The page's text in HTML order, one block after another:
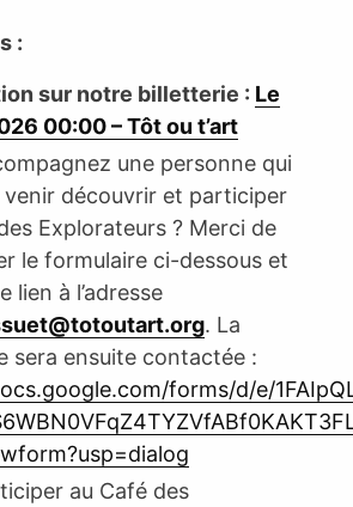
:
sur notre billetterie : Le
00:00 – Tôt ou t’art
une personne qui
venir découvrir et participer
Explorateurs ? Merci de
le formulaire ci-dessous et
lien à l’adresse
. La
sera ensuite contactée :
forms/d/e/
au Café des